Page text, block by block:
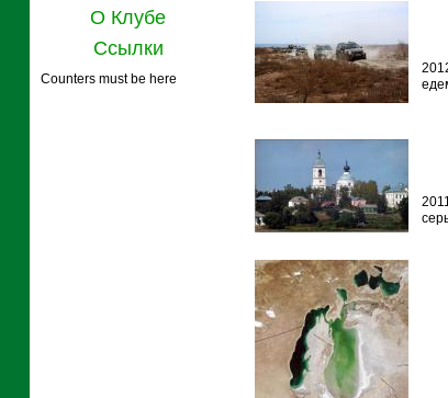
О Клубе
Ссылки
Counters must be here